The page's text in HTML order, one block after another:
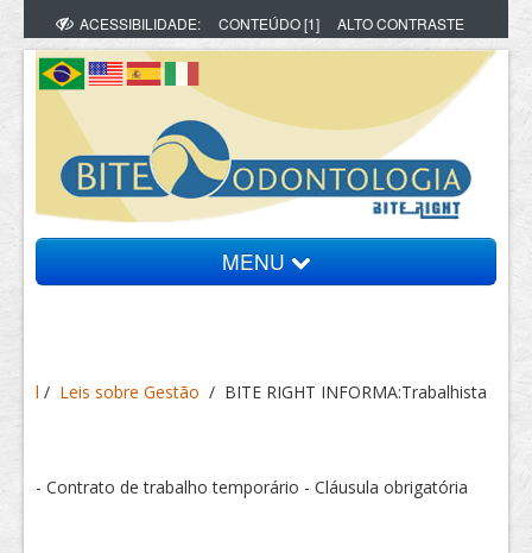
ACESSIBILIDADE: CONTEÚDO [1] ALTO CONTRASTE
MENU
Vídeos
l / Leis sobre Gestão / BITE RIGHT INFORMA:Trabalhista
- Contrato de trabalho temporário - Cláusula obrigatória